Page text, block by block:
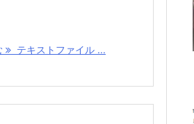
テキストファイル ...